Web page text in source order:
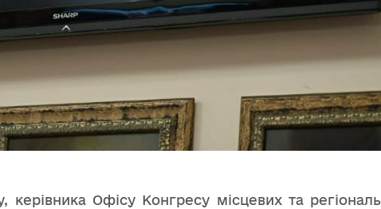
керівника Офісу Конгресу місцевих та